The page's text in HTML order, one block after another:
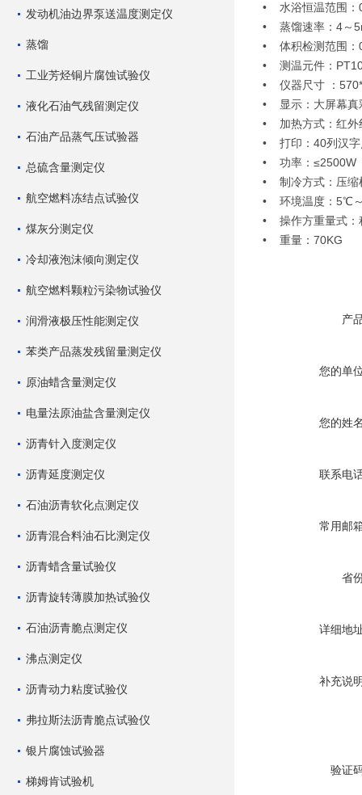
发动机油边界泵送温度测定仪
蒸馏
工业芳烃铜片腐蚀试验仪
液化石油气残留测定仪
石油产品蒸气压试验器
总硫含量测定仪
航空燃料冻结点试验仪
煤灰分测定仪
冷却液泡沫倾向测定仪
航空燃料颗粒污染物试验仪
润滑液极压性能测定仪
苯类产品蒸发残留量测定仪
原油蜡含量测定仪
电量法原油盐含量测定仪
沥青针入度测定仪
沥青延度测定仪
石油沥青软化点测定仪
沥青混合料油石比测定仪
沥青蜡含量试验仪
沥青旋转薄膜加热试验仪
石油沥青脆点测定仪
沸点测定仪
沥青动力粘度试验仪
弗拉斯法沥青脆点试验仪
银片腐蚀试验器
梯姆肯试验机
• 水浴恒温范围：
• 蒸馏速率：4～
• 体积检测范围：
• 测温元件：
• 仪器尺寸
• 显示：大屏幕真
• 加热方式：红外
• 打印：40列汉
• 功率：≤2500W
• 制冷方式：压缩
• 环境温度：5℃
• 操作方重量式：
• 重量：70KG
产
您的单
您的姓
联系电
常用邮
省
详细地
补充说
验证